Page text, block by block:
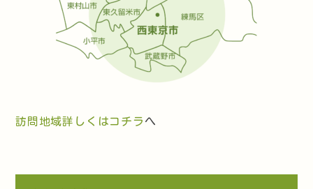
訪問地域詳しくはコチラ へ